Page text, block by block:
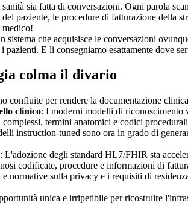
sia fatta di conversazioni. Ogni parola
paziente, le procedure di fatturazione della
medico!
sistema che acquisisce le conversazioni
pazienti. E li consegniamo esattamente dove
colma il divario
confluite per rendere la documentazione
clinico: I moderni modelli di riconoscimento
termini anatomici e codici
instruction-tuned sono ora in grado di
: L'adozione degli standard HL7/FHIR sta
codificate, procedure e informazioni di
normative sulla privacy e i requisiti di
unica e irripetibile per ricostruire